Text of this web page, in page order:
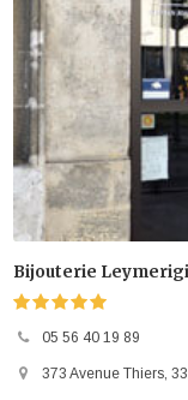
Bijouterie
05 56 40 19 89
373 Avenue Thiers,